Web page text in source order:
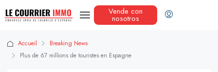
Vende con
nosotros
Accueil
Breaking News
Plus de 67 millions de touristes en Espagne